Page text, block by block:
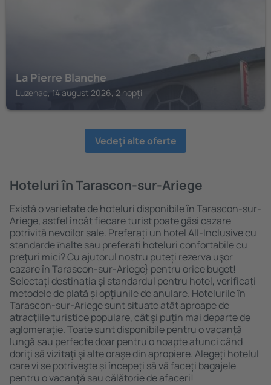
La Pierre Blanche
Luzenac, 14 august 2026, 2 nopți
Vedeţi alte oferte
Hoteluri în Tarascon-sur-Ariege
Există o varietate de hoteluri disponibile în Tarascon-sur-
Ariege, astfel încât fiecare turist poate găsi cazare
potrivită nevoilor sale. Preferați un hotel All-Inclusive cu
standarde ȋnalte sau preferați hoteluri confortabile cu
preţuri mici? Cu ajutorul nostru puteți rezerva uşor
cazare în Tarascon-sur-Ariege} pentru orice buget!
Selectați destinația şi standardul pentru hotel, verificați
metodele de plată și opțiunile de anulare. Hotelurile în
Tarascon-sur-Ariege sunt situate atât aproape de
atracţiile turistice populare, cât și puțin mai departe de
aglomerație. Toate sunt disponibile pentru o vacanță
lungă sau perfecte doar pentru o noapte atunci când
doriţi să vizitaţi şi alte oraşe din apropiere. Alegeți hotelul
care vi se potriveşte și începeți să vă faceți bagajele
pentru o vacanţă sau călătorie de afaceri!